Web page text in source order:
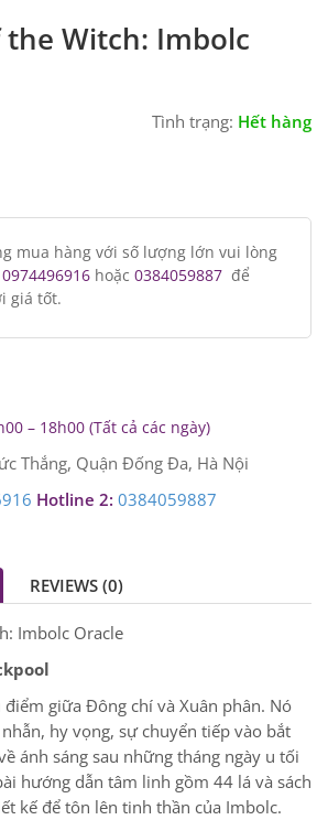
the Witch: Imbolc
Tình trạng: Hết hàng
mua hàng với số lượng lớn vui lòng
0974496916 hoặc 0384059887 để
giá tốt.
– 18h00 (Tất cả các ngày)
Thắng, Quận Đống Đa, Hà Nội
Hotline 2: 0384059887
REVIEWS (0)
Imbolc Oracle
giữa Đông chí và Xuân phân. Nó
hy vọng, sự chuyển tiếp vào bắt
ánh sáng sau những tháng ngày u tối
hướng dẫn tâm linh gồm 44 lá và sách
kế để tôn lên tinh thần của Imbolc.